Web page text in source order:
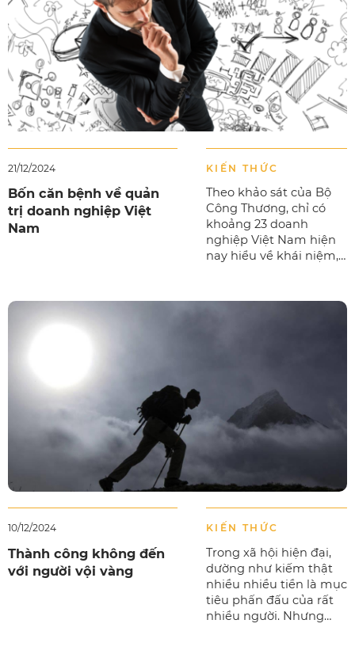
21/12/2024
Bốn căn bệnh về quản
trị doanh nghiệp Việt
Nam
KIẾN THỨC
Theo khảo sát của Bộ
Công Thương, chỉ có
khoảng 23 doanh
nghiệp Việt Nam hiện
nay hiểu về khái niệm,
nghĩa, đa phần vẫn
10/12/2024
Thành công không đến
với người vội vàng
KIẾN THỨC
Trong xã hội hiện đại,
dường như kiếm thật
nhiều nhiều tiền là mục
tiêu phấn đấu của rất
nhiều người. Nhưng